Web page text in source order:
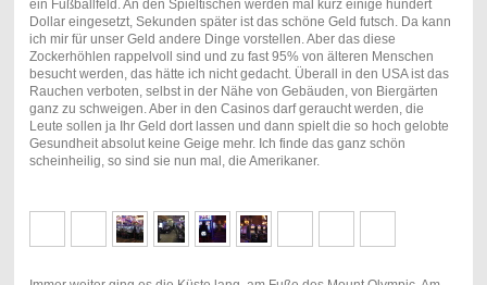
ein Fußballfeld. An den Spieltischen werden mal kurz einige hundert
Dollar eingesetzt, Sekunden später ist das schöne Geld futsch. Da kann
ich mir für unser Geld andere Dinge vorstellen. Aber das diese
Zockerhöhlen rappelvoll sind und zu fast 95% von älteren Menschen
besucht werden, das hätte ich nicht gedacht. Überall in den USA ist das
Rauchen verboten, selbst in der Nähe von Gebäuden, von Biergärten
ganz zu schweigen. Aber in den Casinos darf geraucht werden, die
Leute sollen ja Ihr Geld dort lassen und dann spielt die so hoch gelobte
Gesundheit absolut keine Geige mehr. Ich finde das ganz schön
scheinheilig, so sind sie nun mal, die Amerikaner.